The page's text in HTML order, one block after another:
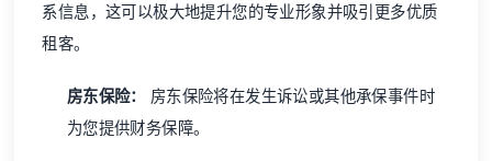
系信息，这可以极大地提升您的专业形象并吸引更多优质
租客。
房东保险：
房东保险将在发生诉讼或其他承保事件时
为您提供财务保障。